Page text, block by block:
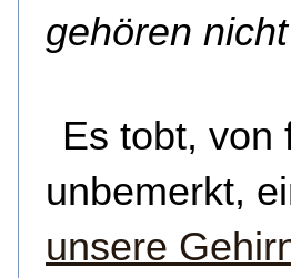
gehören
Es tobt, von
unbemerkt,
unsere